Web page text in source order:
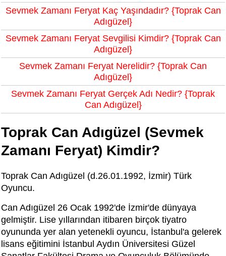
Sevmek Zamanı Feryat Kaç Yaşındadır? {Toprak Can
Adıgüzel}
Sevmek Zamanı Feryat Sevgilisi Kimdir? {Toprak Can
Adıgüzel}
Sevmek Zamanı Feryat Nerelidir? {Toprak Can
Adıgüzel}
Sevmek Zamanı Feryat Gerçek Adı Nedir? {Toprak
Can Adıgüzel}
Toprak Can Adıgüzel (Sevmek
Zamanı Feryat) Kimdir?
Toprak Can Adıgüzel (d.26.01.1992, İzmir) Türk
Oyuncu.
Can Adıgüzel 26 Ocak 1992'de İzmir'de dünyaya
gelmiştir. Lise yıllarından itibaren birçok tiyatro
oyununda yer alan yetenekli oyuncu, İstanbul'a gelerek
lisans eğitimini İstanbul Aydın Üniversitesi Güzel